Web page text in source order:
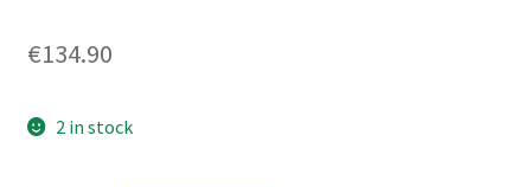
€134.90
2 in stock